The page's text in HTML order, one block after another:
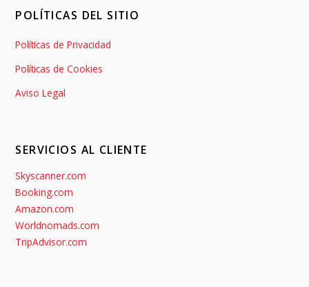
POLÍTICAS DEL SITIO
Políticas de Privacidad
Políticas de Cookies
Aviso Legal
SERVICIOS AL CLIENTE
Skyscanner.com
Booking.com
Amazon.com
Worldnomads.com
TripAdvisor.com